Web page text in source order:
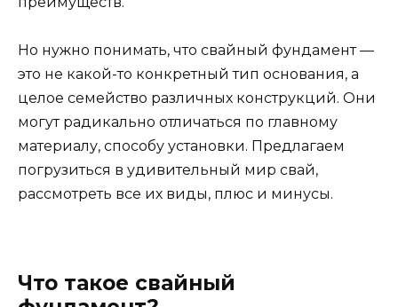
Но нужно понимать, что свайный фундамент —
это не какой-то конкретный тип основания, а
целое семейство различных конструкций. Они
могут радикально отличаться по главному
материалу, способу установки. Предлагаем
погрузиться в удивительный мир свай,
рассмотреть все их виды, плюс и минусы.
Что такое свайный